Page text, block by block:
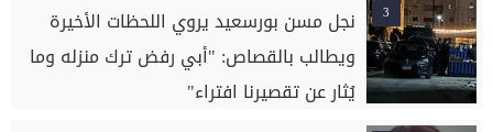
3
نجل مسن بورسعيد يروي اللحظات الأخيرة
ويطالب بالقصاص: "أبي رفض ترك منزله وما
يُثار عن تقصيرنا افتراء"